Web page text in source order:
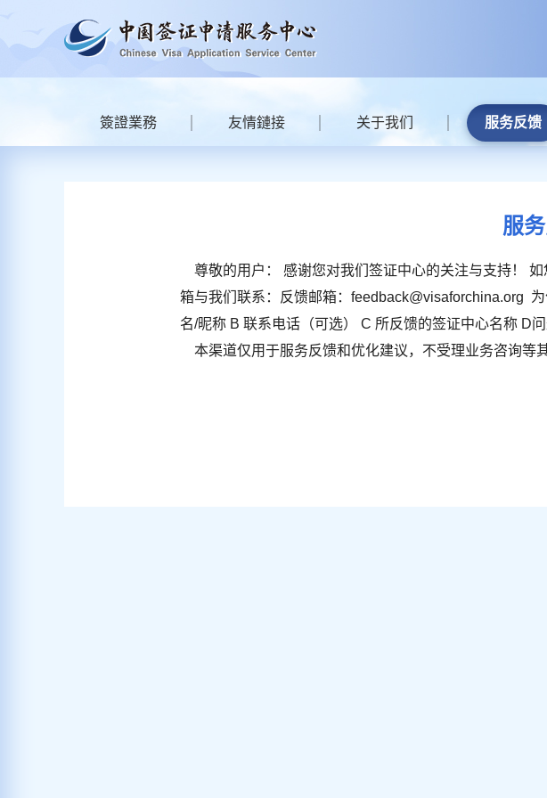
簽證業務 友情鏈接 关于我们 服务反馈
服
尊敬的用户： 感谢您对我们签证中心的关注与支持！
箱与我们联系：反馈邮箱：feedback@visaforchina.org
名/昵称 B 联系电话（可选） C 所反馈的签证中心名称 D
本渠道仅用于服务反馈和优化建议，不受理业务咨询等其